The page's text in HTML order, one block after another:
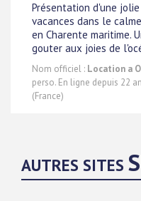
Présentation d'une
vacances dans le
en Charente maritime.
gouter aux joies de
Nom officiel : Location a
perso. En ligne depuis 22
(France)
AUTRES SITES